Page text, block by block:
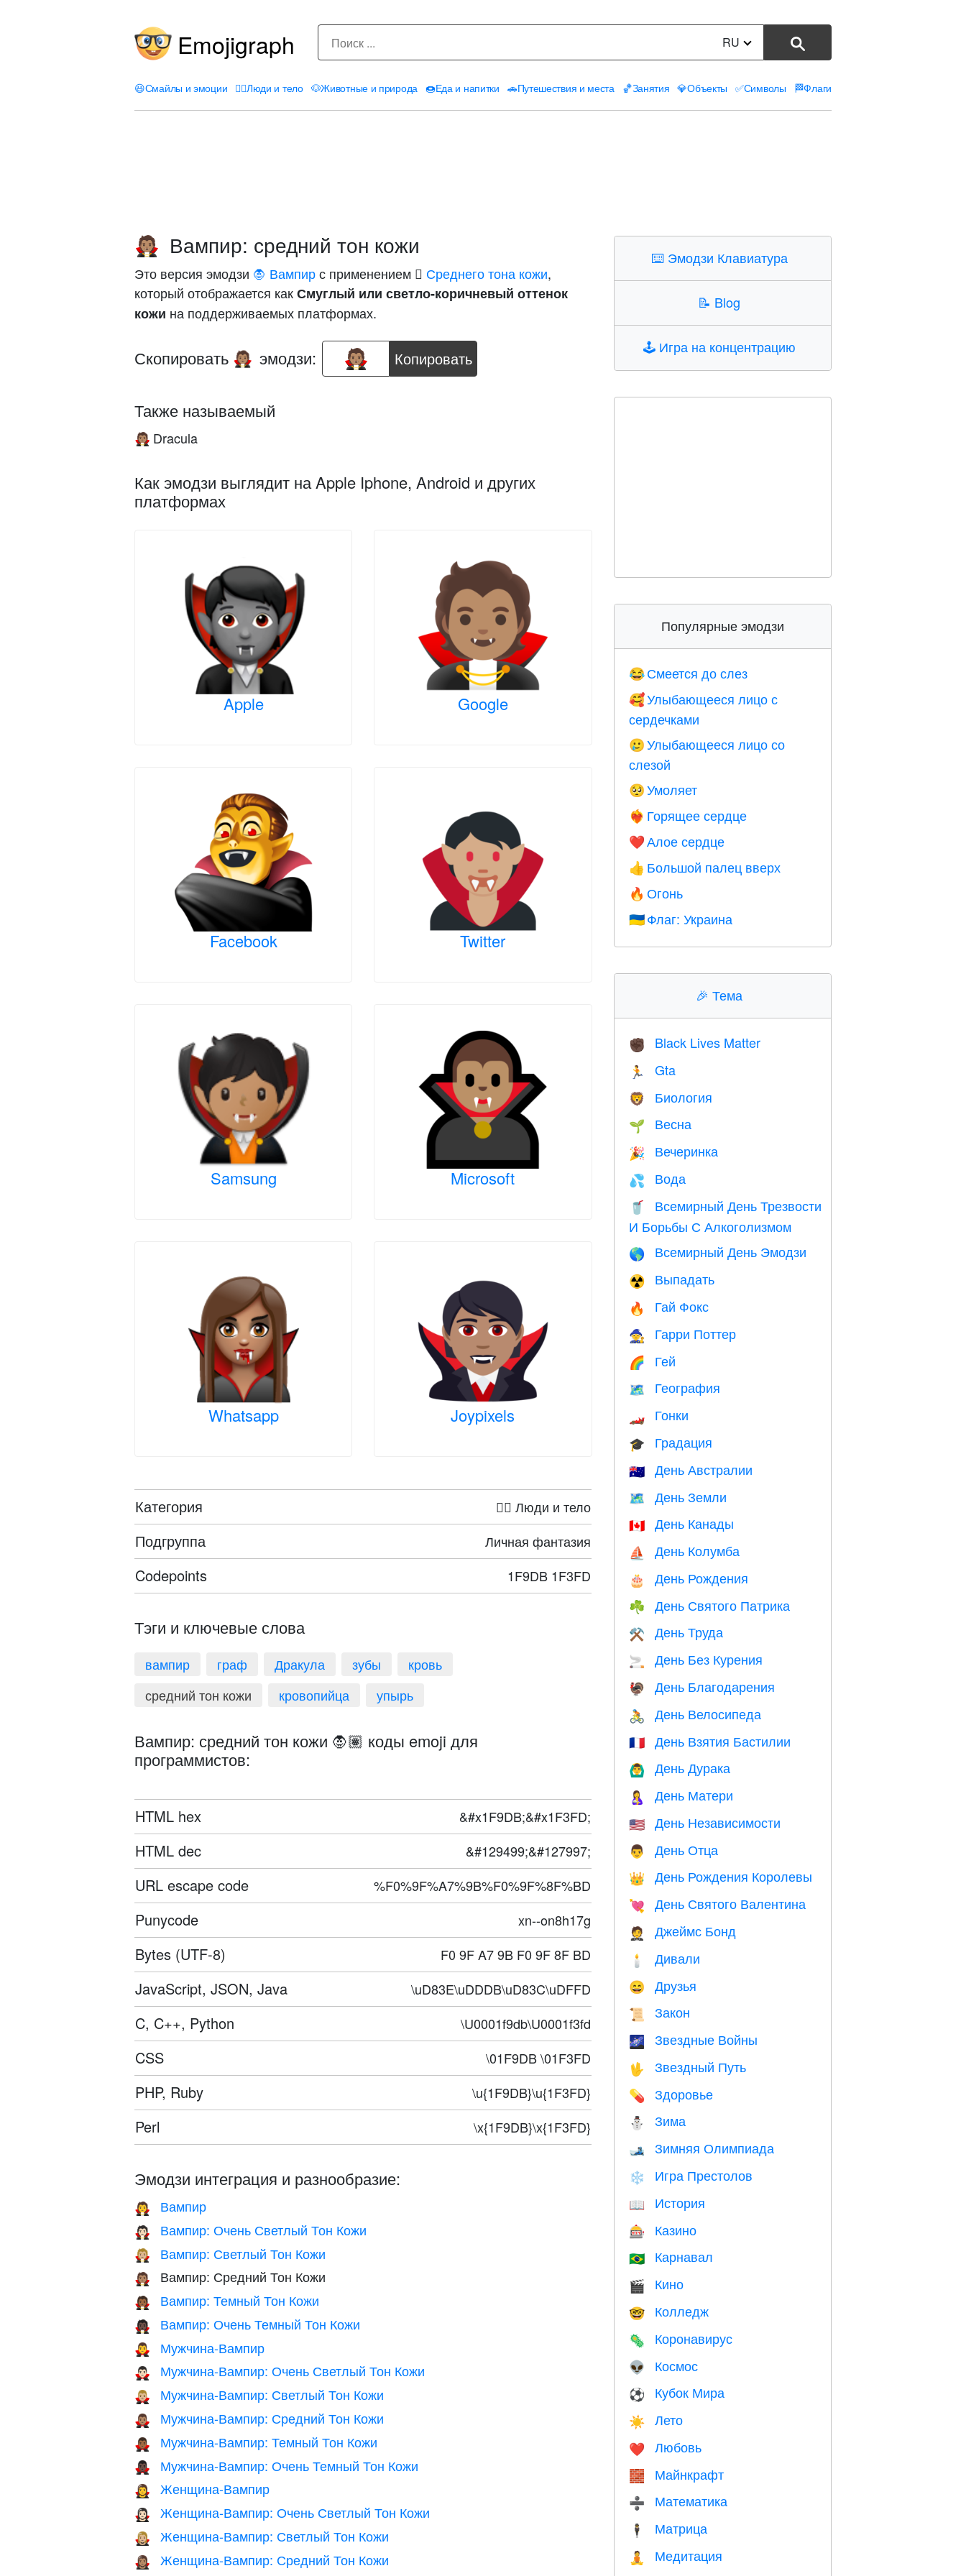
Emojigraph RU
😃Смайлы и эмоции 🤦‍♀️Люди и тело 🐶Животные и природа 🍩Еда и напитки 🚗Путешествия и места 🏀Занятия 💎Объекты ✅Символы 🏁Флаги
🧛🏽 Вампир: средний тон кожи
Это версия эмодзи 🧛 Вампирс применением 🏽 Среднего тона кожи,
который отображается какСмуглый или светло-коричневый оттенок
кожи на поддерживаемых платформах.
Скопировать 🧛🏽 эмодзи: Копировать
Также называемый
🧛🏽 Dracula
Как эмодзи выглядит на Apple Iphone, Android и других
платформах
Apple Google
Facebook Twitter
Samsung Microsoft
Whatsapp Joypixels
Категория 🤦‍♀️ Люди и тело
Подгруппа Личная фантазия
Codepoints 1F9DB 1F3FD
Тэги и ключевые слова
вампир граф Дракула зубы
кровь
средний тон кожи
кровопийца упырь
Вампир: средний тон кожи 🧛🏽 коды emoji для
программистов:
HTML hex &#x1F9DB;&#x1F3FD;
HTML dec &#129499;&#127997;
URL escape code %F0%9F%A7%9B%F0%9F%8F%BD
Punycode xn--on8h17g
Bytes (UTF-8) F0 9F A7 9B F0 9F 8F BD
JavaScript, JSON, Java \uD83E\uDDDB\uD83C\uDFFD
C, C++, Python \U0001f9db\U0001f3fd
CSS \01F9DB \01F3FD
PHP, Ruby \u{1F9DB}\u{1F3FD}
Perl \x{1F9DB}\x{1F3FD}
Эмодзи интеграция и разнообразие:
🧛 Вампир
🧛🏻 Вампир: Очень Светлый Тон Кожи
🧛🏼 Вампир: Светлый Тон Кожи
🧛🏽 Вампир: Средний Тон Кожи
🧛🏾 Вампир: Темный Тон Кожи
🧛🏿 Вампир: Очень Темный Тон Кожи
🧛‍♂️ Мужчина-Вампир
🧛🏻‍♂️ Мужчина-Вампир: Очень Светлый Тон Кожи
🧛🏼‍♂️ Мужчина-Вампир: Светлый Тон Кожи
🧛🏽‍♂️ Мужчина-Вампир: Средний Тон Кожи
🧛🏾‍♂️ Мужчина-Вампир: Темный Тон Кожи
🧛🏿‍♂️ Мужчина-Вампир: Очень Темный Тон Кожи
🧛‍♀️ Женщина-Вампир
🧛🏻‍♀️ Женщина-Вампир: Очень Светлый Тон Кожи
🧛🏼‍♀️ Женщина-Вампир: Светлый Тон Кожи
🧛🏽‍♀️
Женщина-Вампир: Средний Тон Кожи
⌨️ Эмодзи Клавиатура
📝 Blog
🕹️ Игра на концентрацию
Популярные эмодзи
😂 Смеется до слез
🥰Улыбающееся лицо с
сердечками
🥲 Улыбающееся лицо со
слезой
🥺 Умоляет
❤️‍🔥 Горящее сердце
❤️ Алое сердце
👍 Большой палец вверх
🔥 Огонь
🇺🇦 Флаг: Украина
🎉Тема
✊🏿 Black Lives Matter
🏃 Gta
🦁 Биология
🌱 Весна
🎉 Вечеринка
💦 Вода
🥤
Всемирный День Трезвости
И Борьбы С Алкоголизмом
🌎 Всемирный День Эмодзи
☢️ Выпадать
🔥 Гай Фокс
🧙 Гарри Поттер
🌈 Гей
🗺 География
🏎 Гонки
🎓 Градация
🇦🇺 День Австралии
🗺️ День Земли
🇨🇦 День Канады
⛵️ День Колумба
🎂 День Рождения
☘️ День Святого Патрика
⚒️ День Труда
🚬 День Без Курения
🦃 День Благодарения
🚴 День Велосипеда
🇫🇷 День Взятия Бастилии
🙆‍♂️ День Дурака
🤱 День Матери
🇺🇸 День Независимости
👨 День Отца
👑 День Рождения Королевы
💘 День Святого Валентина
🤵 Джеймс Бонд
🕯 Дивали
😄 Друзья
📜 Закон
🌌 Звездные Войны
🖖 Звездный Путь
💊 Здоровье
⛄ Зима
🎿 Зимняя Олимпиада
❄️ Игра Престолов
📖 История
🎰 Казино
🇧🇷 Карнавал
🎬 Кино
🤓 Колледж
🦠 Коронавирус
👽 Космос
⚽ Кубок Мира
☀️ Лето
❤️️ Любовь
🧱 Майнкрафт
➗ Математика
🕴️ Матрица
🧘
Медитация